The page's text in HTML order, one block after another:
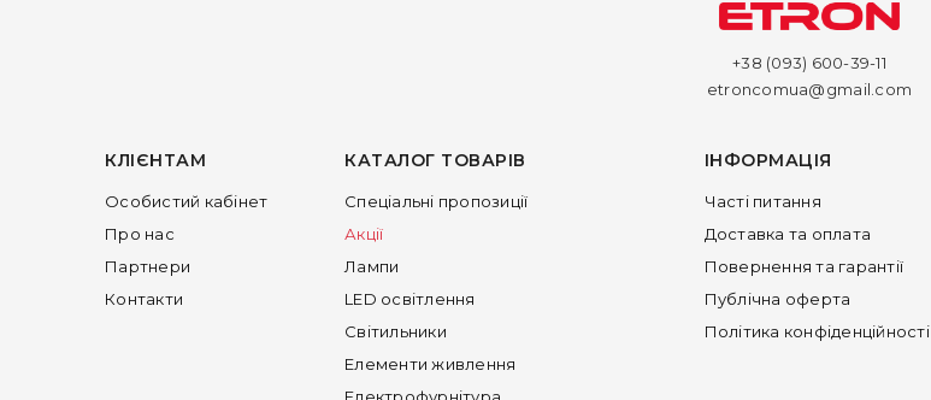
+38 (093) 600-39-11
etroncomua@gmail.com
КЛІЄНТАМ
Особистий кабінет
Про нас
Партнери
Контакти
КАТАЛОГ ТОВАРІВ
Спеціальні пропозиції
Акції
Лампи
LED освітлення
Світильники
Елементи живлення
ІНФОРМАЦІЯ
Часті питання
Доставка та оплата
Повернення та гарантії
Публічна оферта
Політика конфіденційності